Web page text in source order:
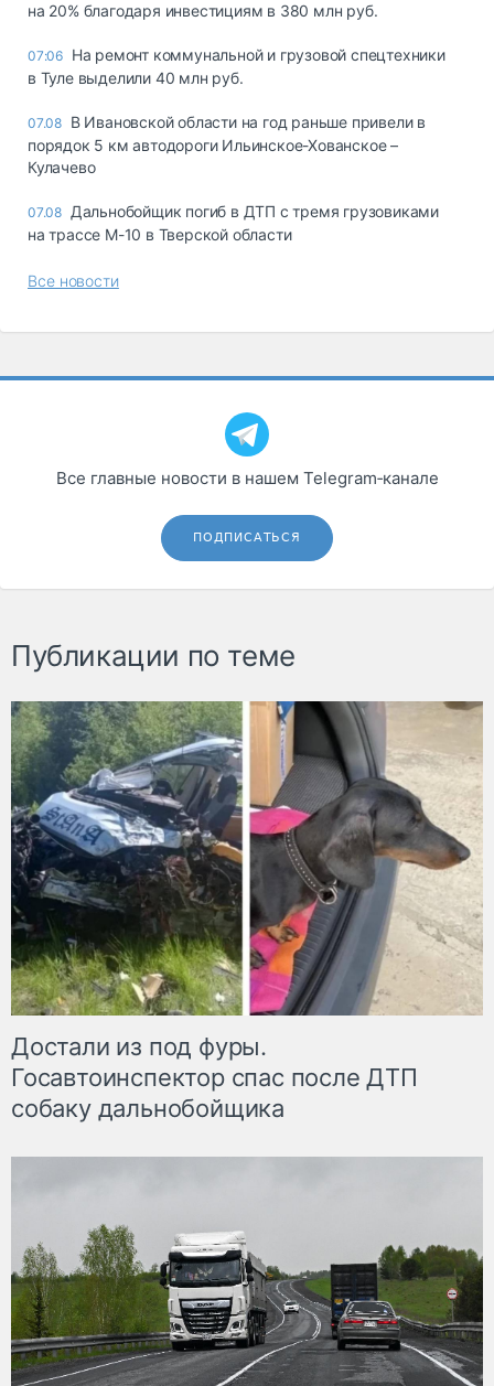
на 20% благодаря инвестициям в 380 млн руб.
07:06 На ремонт коммунальной и грузовой спецтехники
в Туле выделили 40 млн руб.
07.08 В Ивановской области на год раньше привели в
порядок 5 км автодороги Ильинское-Хованское –
Кулачево
07.08 Дальнобойщик погиб в ДТП с тремя грузовиками
на трассе М-10 в Тверской области
Все новости
Все главные новости в нашем Telegram‑канале
ПОДПИСАТЬСЯ
Публикации по теме
Достали из под фуры.
Госавтоинспектор спас после ДТП
собаку дальнобойщика